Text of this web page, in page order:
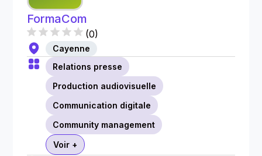
FormaCom
(0)
Cayenne
Relations presse
Production audiovisuelle
Communication digitale
Community management
Voir +